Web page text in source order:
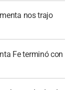
nos trajo
Fe terminó con